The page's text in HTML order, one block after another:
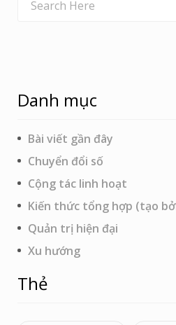
Danh mục
Bài viết gần đây
Chuyển đổi số
Cộng tác linh hoạt
Kiến thức tổng hợp (tạo
Quản trị hiện đại
Xu hướng
Thẻ